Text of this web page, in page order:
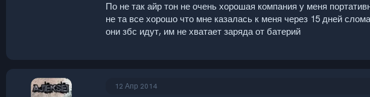
По не так айр тон не очень хорошая компания у меня
не та все хорошо что мне казалась к меня через 15 дней
они збс идут, им не хватает заряда от батерий
12 Апр 2014